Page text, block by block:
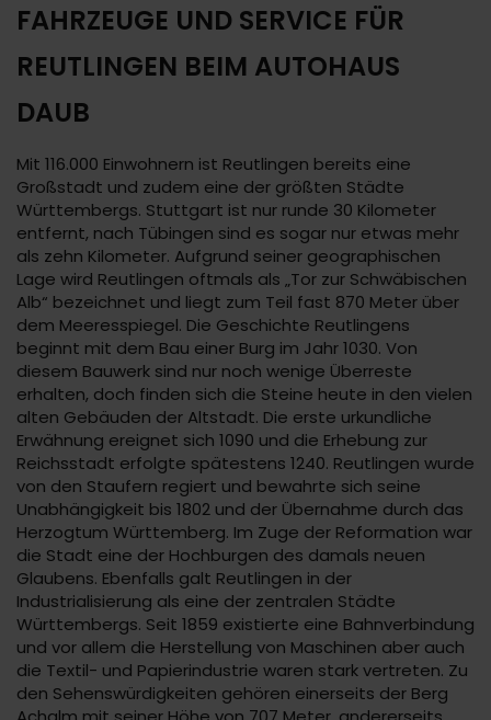
FAHRZEUGE UND SERVICE FÜR
REUTLINGEN BEIM AUTOHAUS
DAUB
Mit 116.000 Einwohnern ist Reutlingen bereits eine
Großstadt und zudem eine der größten Städte
Württembergs. Stuttgart ist nur runde 30 Kilometer
entfernt, nach Tübingen sind es sogar nur etwas mehr
als zehn Kilometer. Aufgrund seiner geographischen
Lage wird Reutlingen oftmals als „Tor zur Schwäbischen
Alb“ bezeichnet und liegt zum Teil fast 870 Meter über
dem Meeresspiegel. Die Geschichte Reutlingens
beginnt mit dem Bau einer Burg im Jahr 1030. Von
diesem Bauwerk sind nur noch wenige Überreste
erhalten, doch finden sich die Steine heute in den vielen
alten Gebäuden der Altstadt. Die erste urkundliche
Erwähnung ereignet sich 1090 und die Erhebung zur
Reichsstadt erfolgte spätestens 1240. Reutlingen wurde
von den Staufern regiert und bewahrte sich seine
Unabhängigkeit bis 1802 und der Übernahme durch das
Herzogtum Württemberg. Im Zuge der Reformation war
die Stadt eine der Hochburgen des damals neuen
Glaubens. Ebenfalls galt Reutlingen in der
Industrialisierung als eine der zentralen Städte
Württembergs. Seit 1859 existierte eine Bahnverbindung
und vor allem die Herstellung von Maschinen aber auch
die Textil- und Papierindustrie waren stark vertreten. Zu
den Sehenswürdigkeiten gehören einerseits der Berg